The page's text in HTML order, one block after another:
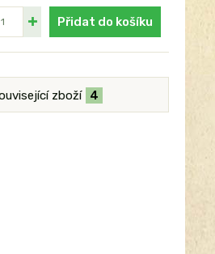
Přidat do košíku
zboží 4